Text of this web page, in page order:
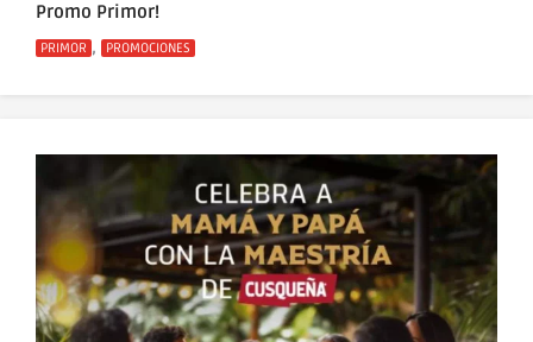
Promo Primor!
Categorías
PRIMOR , PROMOCIONES